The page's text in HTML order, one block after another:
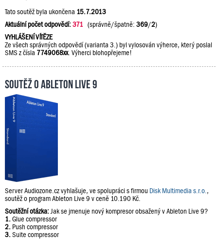
Tato soutěž byla ukončena 15.7.2013
Aktuální počet odpovědí:371 (správně/špatně: 369/2)
VYHLÁŠENÍ VÍTĚZE
Ze všech správných odpovědí (varianta 3.) byl vylosován výherce, který poslal
SMS z čísla 7749068xx. Výherci blohopřejeme!
Soutěž o Ableton Live 9
Server Audiozone.cz vyhlašuje, ve spolupráci s firmou Disk Multimedia s.r.o. ,
soutěž o program Ableton Live 9 v ceně 10.190 Kč.
Soutěžní otázka: Jak se jmenuje nový kompresor obsažený v Ableton Live 9?
1. Glue compressor
2. Push compressor
3. Suite compressor